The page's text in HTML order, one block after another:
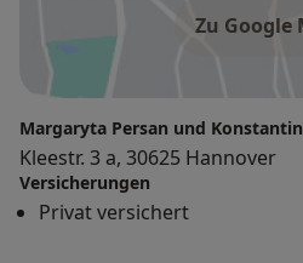
Zu Google
Margaryta Persan und
Kleestr. 3 a, 30625 Hannover
Versicherungen
Privat versichert